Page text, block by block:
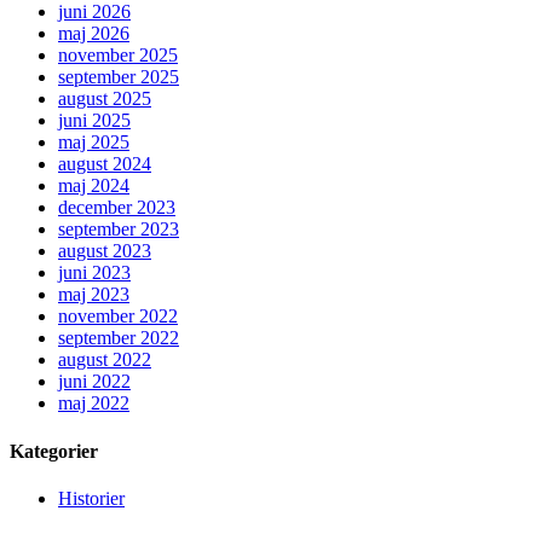
juni 2026
maj 2026
november 2025
september 2025
august 2025
juni 2025
maj 2025
august 2024
maj 2024
december 2023
september 2023
august 2023
juni 2023
maj 2023
november 2022
september 2022
august 2022
juni 2022
maj 2022
Kategorier
Historier